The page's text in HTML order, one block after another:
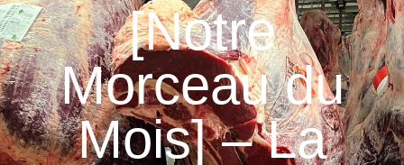
[Notre
Morceau du
Mois] – La